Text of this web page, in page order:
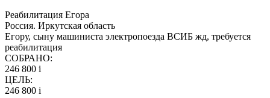
Реабилитация Егора
Россия. Иркутская область
Егору, сыну машиниста электропоезда ВСИБ жд, требуется
реабилитация
СОБРАНО:
246 800 i
ЦЕЛЬ:
246 800 i